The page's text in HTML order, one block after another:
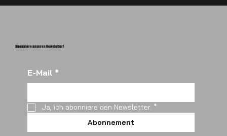
Abonniere unseren Newsletter!
E-Mail *
Ja, ich abonniere den Newsletter. *
Abonnement